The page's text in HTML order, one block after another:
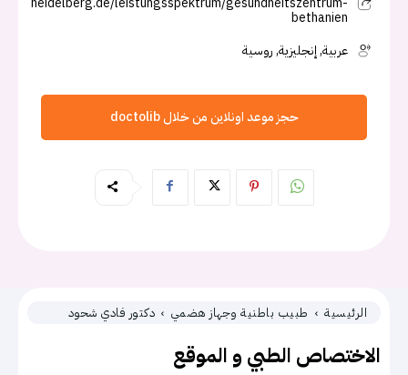
الرئيسية طبيب باطنية وجهاز هضمي دكتور فادي شحود
الاختصاص الطبي و الموقع
bethanien
عربية, إنجليزية, روسية
حجز موعد اونلاين من خلال doctolib